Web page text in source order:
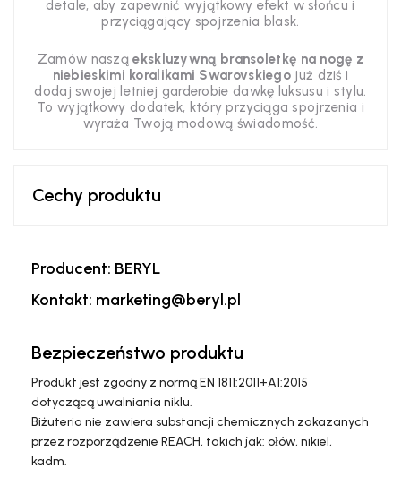
detale, aby zapewnić wyjątkowy efekt w słońcu i
przyciągający spojrzenia blask.
Zamów nasząekskluzywną bransoletkę na nogę z
niebieskimi koralikami Swarovskiego już dziś i
dodaj swojej letniej garderobie dawkę luksusu i stylu.
To wyjątkowy dodatek, który przyciąga spojrzenia i
wyraża Twoją modową świadomość.
Cechy produktu
Producent: BERYL
Kontakt: marketing@beryl.pl
Bezpieczeństwo produktu
Produkt jest zgodny z normą EN 1811:2011+A1:2015
dotyczącą uwalniania niklu.
Biżuteria nie zawiera substancji chemicznych zakazanych
przez rozporządzenie REACH, takich jak: ołów, nikiel,
kadm.